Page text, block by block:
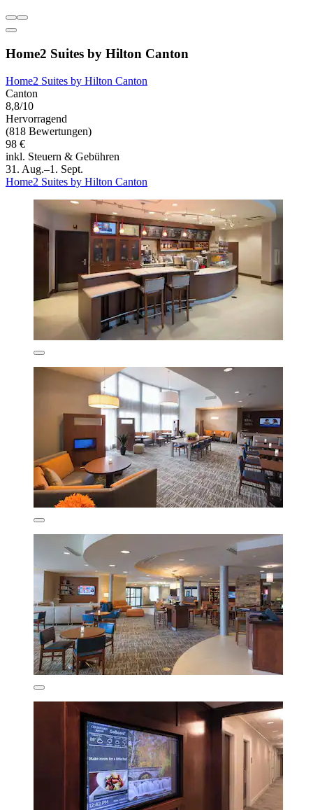
Home2 Suites by Hilton Canton
Home2 Suites by Hilton Canton
Canton
8,8/10
Hervorragend
(818 Bewertungen)
98 €
inkl. Steuern & Gebühren
31. Aug.–1. Sept.
Home2 Suites by Hilton Canton